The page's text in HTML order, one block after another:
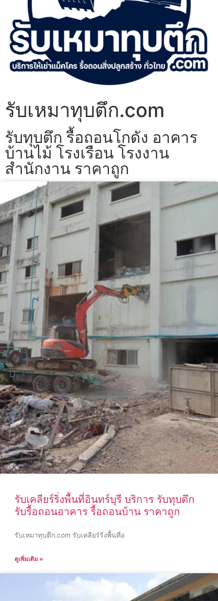
รับเหมาทุบตึก.com
รับทุบตึก รื้อถอนโกดัง อาคาร
บ้านไม้ โรงเรือน โรงงาน
สำนักงาน ราคาถูก
รับเคลียร์ริ่งพื้นที่อินทร์บุรี บริการ รับทุบตึก
รับรื้อถอนอาคาร รื้อถอนบ้าน ราคาถูก
รับเหมาทุบตึก.com รับเคลียร์ริ่งพื้นที่อ
ดูเพิ่มเติม »